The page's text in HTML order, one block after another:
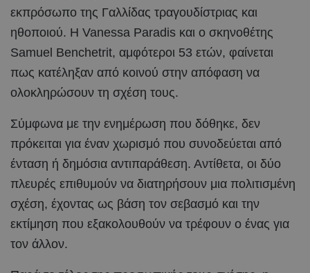
εκπρόσωπο της Γαλλίδας τραγουδίστριας και
ηθοποιού. Η Vanessa Paradis και ο σκηνοθέτης
Samuel Benchetrit, αμφότεροι 53 ετών, φαίνεται
πως κατέληξαν από κοινού στην απόφαση να
ολοκληρώσουν τη σχέση τους.
Σύμφωνα με την ενημέρωση που δόθηκε, δεν
πρόκειται για έναν χωρισμό που συνοδεύεται από
ένταση ή δημόσια αντιπαράθεση. Αντίθετα, οι δύο
πλευρές επιθυμούν να διατηρήσουν μια πολιτισμένη
σχέση, έχοντας ως βάση τον σεβασμό και την
εκτίμηση που εξακολουθούν να τρέφουν ο ένας για
τον άλλον.